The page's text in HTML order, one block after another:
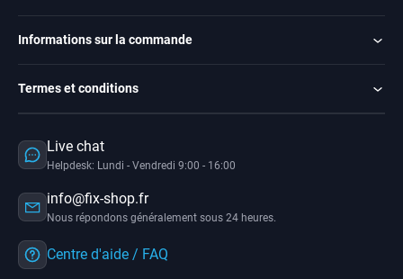
Informations sur la commande
Termes et conditions
Live chat
Helpdesk: Lundi - Vendredi 9:00 - 16:00
info@fix-shop.fr
Nous répondons généralement sous 24 heures.
Centre d'aide / FAQ